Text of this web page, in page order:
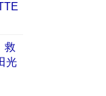
き
な
#
き
イ
救
光